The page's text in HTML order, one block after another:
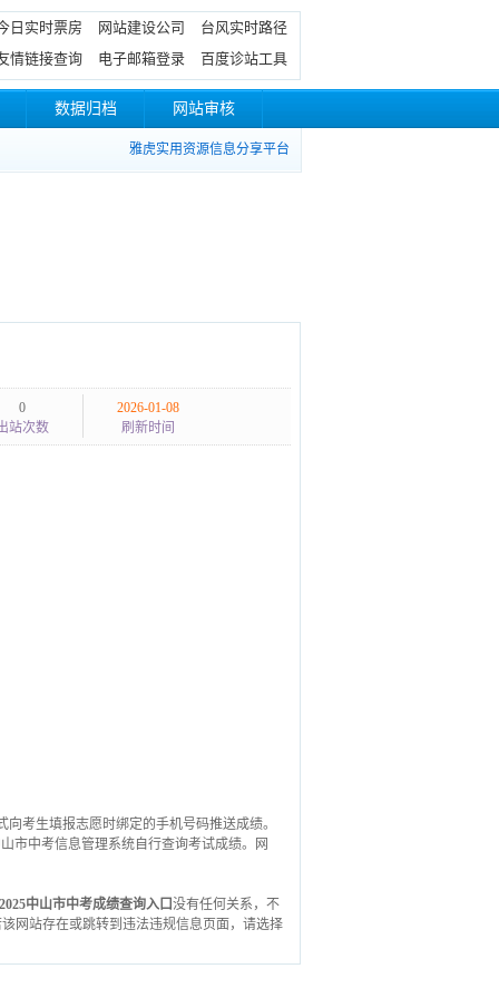
日实时票房 网站建设公司
台风实时路径
情链接查询
电子邮箱登录 百度诊站工具
数据归档 网站审核
雅虎实用资源信息分享平台
0
站次数
2026-01-08
刷新时间
向考生填报志愿时绑定的手机号码推送成绩。
市中考信息管理系统自行查询考试成绩。网
2025中山市中考成绩查询入口没有任何关系，不
网站存在或跳转到违法违规信息页面，请选择